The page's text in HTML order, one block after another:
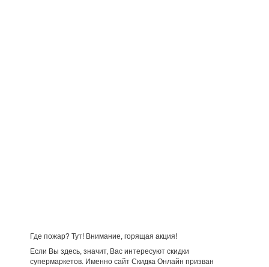
Где пожар? Тут! Внимание, горящая акция!
Если Вы здесь, значит, Вас интересуют скидки
супермаркетов. Именно сайт Скидка Онлайн призван